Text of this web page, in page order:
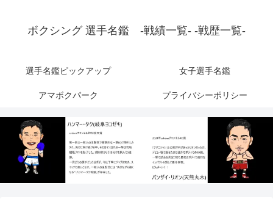
ボクシング 選手名鑑 -戦績一覧- -戦歴一覧-
選手名鑑ピックアップ 女子選手名鑑
アマボクパーク プライバシーポリシー